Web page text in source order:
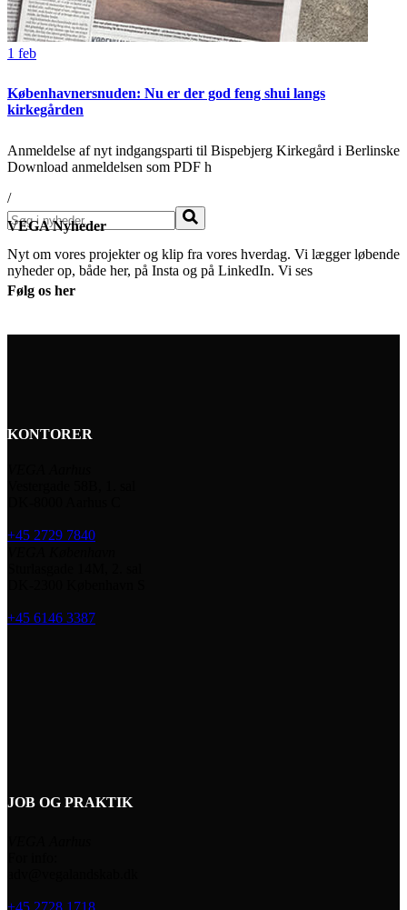
1 feb
Københavnersnuden: Nu er der god feng shui langs
kirkegården
Anmeldelse af nyt indgangsparti til Bispebjerg Kirkegård i Berlinske
Download anmeldelsen som PDF h
/
Søg
VEGA Nyheder
Nyt om vores projekter og klip fra vores hverdag. Vi lægger løbende
nyheder op, både her, på Insta og på LinkedIn. Vi ses
Følg os her
KONTORER
+45 2729 7840
+45 6146 3387
JOB OG PRAKTIK
+45 2728 1718